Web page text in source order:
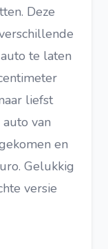
Deze
te laten
liefst
van
en
Gelukkig
versie